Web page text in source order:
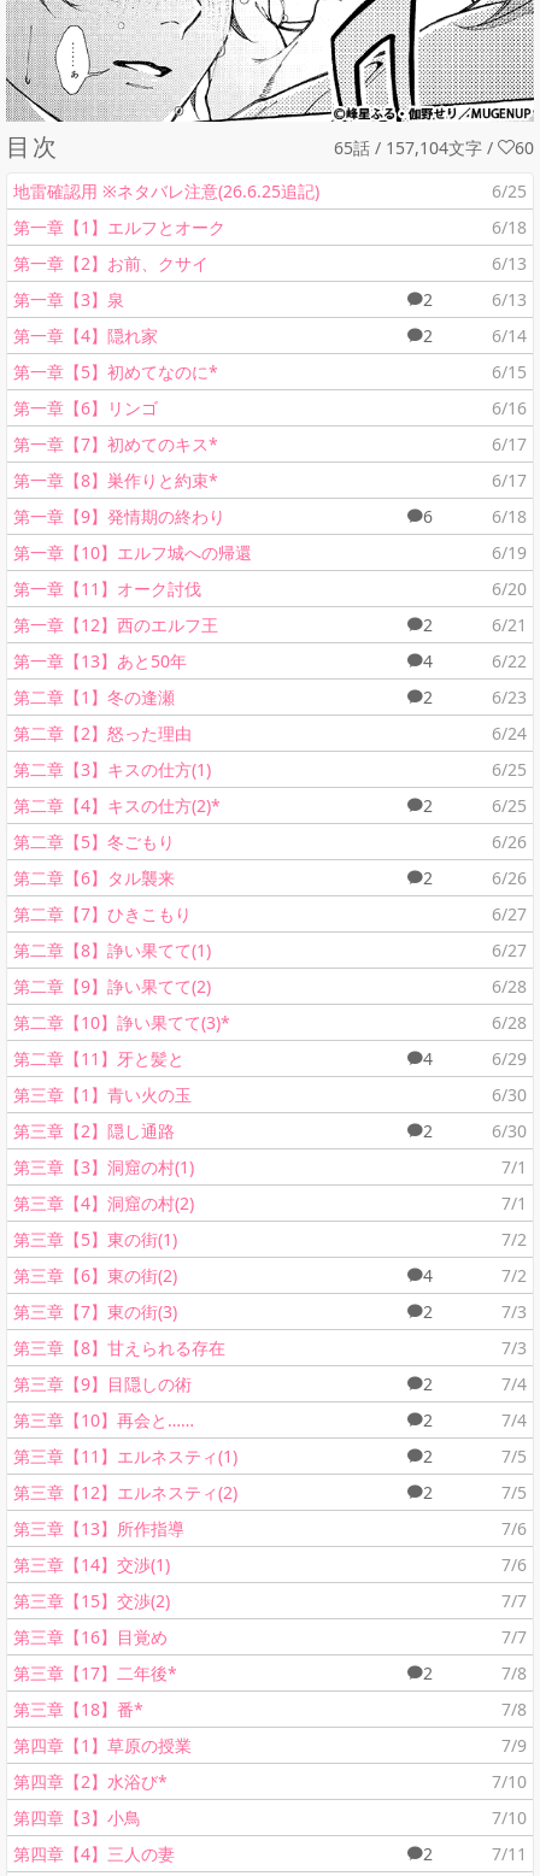
目次 65話 / 157,104文字 /
60
地雷確認用 ※ネタバレ注意(26.6.25追記)
6/25
第一章【1】エルフとオーク
6/18
第一章【2】お前、クサイ
6/13
第一章【3】泉
2
6/13
第一章【4】隠れ家
2
6/14
第一章【5】初めてなのに*
6/15
第一章【6】リンゴ
6/16
第一章【7】初めてのキス*
6/17
第一章【8】巣作りと約束*
6/17
第一章【9】発情期の終わり
6
6/18
第一章【10】エルフ城への帰還
6/19
第一章【11】オーク討伐
6/20
第一章【12】西のエルフ王
2
6/21
第一章【13】あと50年
4
6/22
第二章【1】冬の逢瀬
2
6/23
第二章【2】怒った理由
6/24
第二章【3】キスの仕方(1)
6/25
第二章【4】キスの仕方(2)*
2
6/25
第二章【5】冬ごもり
6/26
第二章【6】タル襲来
2
6/26
第二章【7】ひきこもり
6/27
第二章【8】諍い果てて(1)
6/27
第二章【9】諍い果てて(2)
6/28
第二章【10】諍い果てて(3)*
6/28
第二章【11】牙と髪と
4
6/29
第三章【1】青い火の玉
6/30
第三章【2】隠し通路
2
6/30
第三章【3】洞窟の村(1)
7/1
第三章【4】洞窟の村(2)
7/1
第三章【5】東の街(1)
7/2
第三章【6】東の街(2)
4
7/2
第三章【7】東の街(3)
2
7/3
第三章【8】甘えられる存在
7/3
第三章【9】目隠しの術
2
7/4
第三章【10】再会と……
2
7/4
第三章【11】エルネスティ(1)
2
7/5
第三章【12】エルネスティ(2)
2
7/5
第三章【13】所作指導
7/6
第三章【14】交渉(1)
7/6
第三章【15】交渉(2)
7/7
第三章【16】目覚め
7/7
第三章【17】二年後*
2
7/8
第三章【18】番*
7/8
第四章【1】草原の授業
7/9
第四章【2】水浴び*
7/10
第四章【3】小鳥
7/10
第四章【4】三人の妻
2 7/11